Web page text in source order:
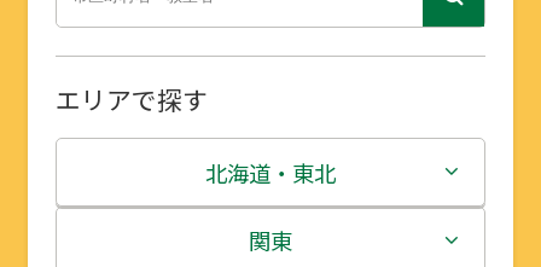
エリアで探す
北海道・東北
北海道
関東